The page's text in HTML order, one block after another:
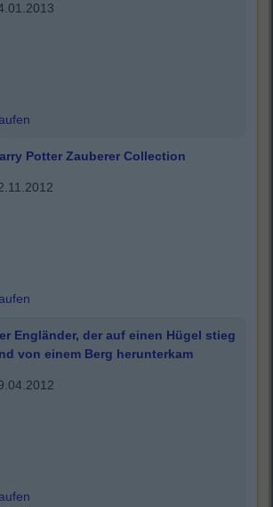
Potter Zauberer Collection
Engländer, der auf einen Hügel stieg
von einem Berg herunterkam